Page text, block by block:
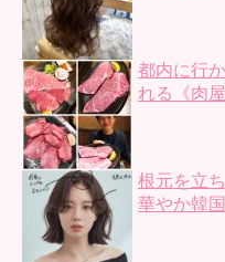
都内に行
れる《肉
根元を立
華やか韓